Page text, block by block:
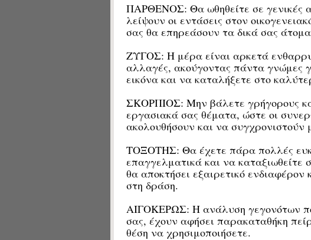
ΠΑΡΘΕΝΟΣ: Θα ωθηθείτε σε γενικές
λείψουν οι εντάσεις στον
σας θα επηρεάσουν τα δικά σας
ΖΥΓΟΣ: Η μέρα είναι αρκετά
αλλαγές, ακούγοντας πάντα γνώμες
εικόνα και να καταλήξετε στο
ΣΚΟΡΠΙΟΣ: Μην βάλετε γρήγορους
εργασιακά σας θέματα, ώστε οι
ακολουθήσουν και να συγχρονιστούν
ΤΟΞΟΤΗΣ: Θα έχετε πάρα πολλές
επαγγελματικά και να
θα αποκτήσει εξαιρετικό
στη δράση.
ΑΙΓΟΚΕΡΩΣ: Η ανάλυση γεγονότων
σας, έχουν αφήσει παρακαταθήκη
θέση να χρησιμοποιήσετε.